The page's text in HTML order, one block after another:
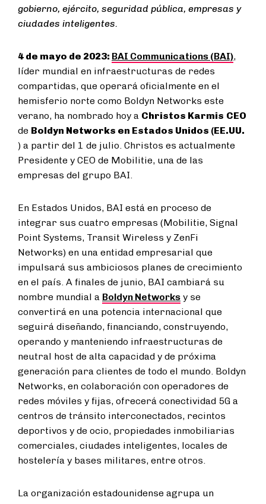
gobierno, ejército, seguridad pública, empresas y
ciudades inteligentes.
4 de mayo de 2023: BAI Communications (BAI),
líder mundial en infraestructuras de redes
compartidas, que operará oficialmente en el
hemisferio norte como Boldyn Networks este
verano, ha nombrado hoy a Christos Karmis CEO
de Boldyn Networks en Estados Unidos (EE.UU.
) a partir del 1 de julio. Christos es actualmente
Presidente y CEO de Mobilitie, una de las
empresas del grupo BAI.
En Estados Unidos, BAI está en proceso de
integrar sus cuatro empresas (Mobilitie, Signal
Point Systems, Transit Wireless y ZenFi
Networks) en una entidad empresarial que
impulsará sus ambiciosos planes de crecimiento
en el país. A finales de junio, BAI cambiará su
nombre mundial a Boldyn Networks y se
convertirá en una potencia internacional que
seguirá diseñando, financiando, construyendo,
operando y manteniendo infraestructuras de
neutral host de alta capacidad y de próxima
generación para clientes de todo el mundo. Boldyn
Networks, en colaboración con operadores de
redes móviles y fijas, ofrecerá conectividad 5G a
centros de tránsito interconectados, recintos
deportivos y de ocio, propiedades inmobiliarias
comerciales, ciudades inteligentes, locales de
hostelería y bases militares, entre otros.
La organización estadounidense agrupa un